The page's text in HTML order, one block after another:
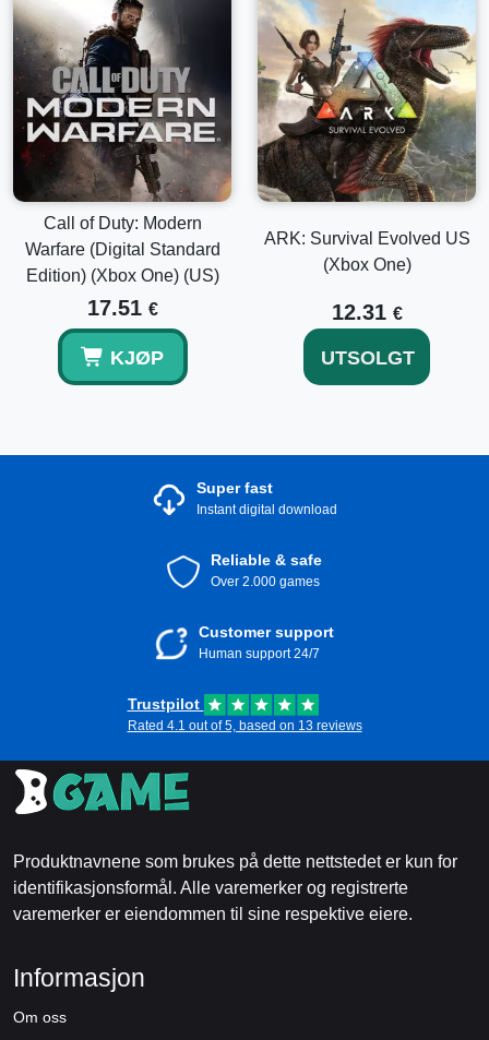
Call of Duty: Modern
Warfare (Digital Standard
Edition) (Xbox One) (US)
17.51 €
KJØP
ARK: Survival Evolved US
(Xbox One)
12.31 €
UTSOLGT
Super fast
Instant digital download
Reliable & safe
Over 2.000 games
Customer support
Human support 24/7
Trustpilot
Rated 4.1 out of 5, based on 13 reviews
Produktnavnene som brukes på dette nettstedet er kun for
identifikasjonsformål. Alle varemerker og registrerte
varemerker er eiendommen til sine respektive eiere.
Informasjon
Om oss